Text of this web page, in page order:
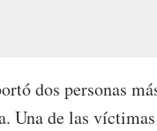
dos personas
Una de las